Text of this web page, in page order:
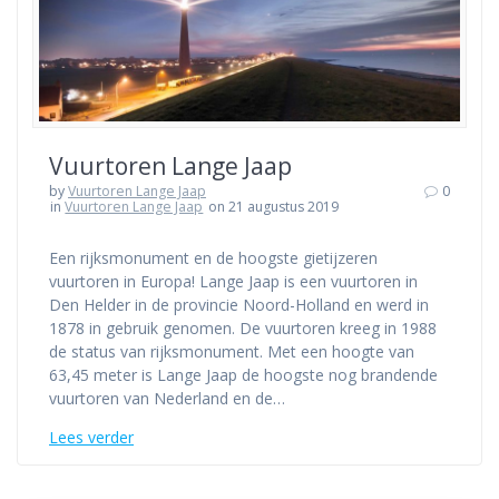
Vuurtoren Lange Jaap
byVuurtoren Lange Jaap
inVuurtoren Lange Jaap on 21 augustus 2019
0
Een rijksmonument en de hoogste gietijzeren
vuurtoren in Europa! Lange Jaap is een vuurtoren in
Den Helder in de provincie Noord-Holland en werd in
1878 in gebruik genomen. De vuurtoren kreeg in 1988
de status van rijksmonument. Met een hoogte van
63,45 meter is Lange Jaap de hoogste nog brandende
vuurtoren van Nederland en de…
Lees verder